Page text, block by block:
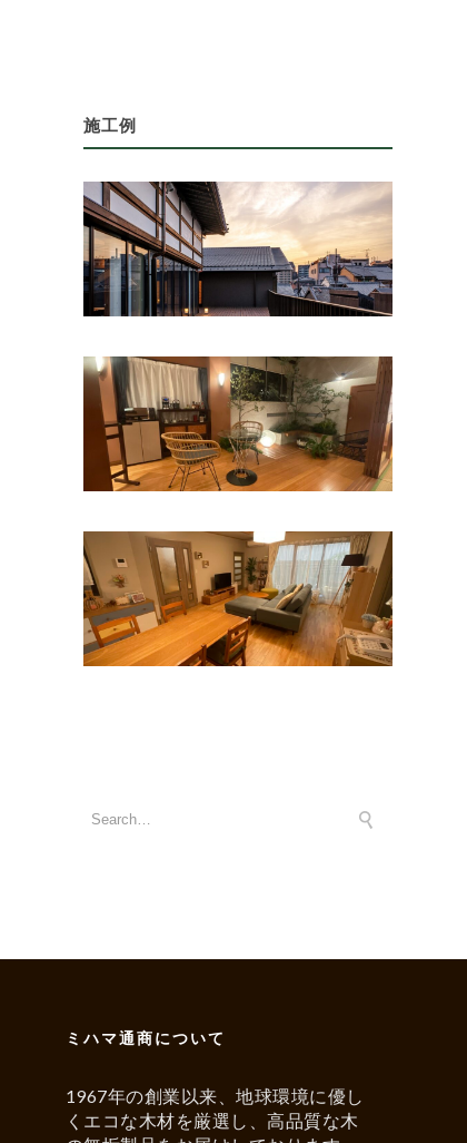
施工例
ミハマ通商について
1967年の創業以来、地球環境に優し
くエコな木材を厳選し、高品質な木